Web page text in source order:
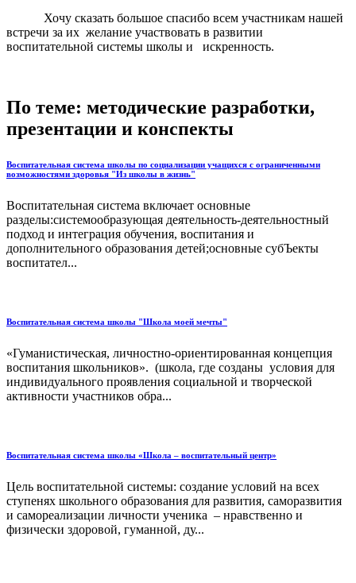
Хочу сказать большое спасибо всем участникам нашей
встречи за их желание участвовать в развитии
воспитательной системы школы и искренность.
По теме: методические разработки,
презентации и конспекты
Воспитательная система школы по социализации учащихся с ограниченными
возможностями здоровья "Из школы в жизнь"
Воспитательная система включает основные
разделы:системообразующая деятельность-деятельностный
подход и интеграция обучения, воспитания и
дополнительного образования детей;основные субЪекты
воспитател...
Воспитательная система школы "Школа моей мечты"
«Гуманистическая, личностно-ориентированная концепция
воспитания школьников». (школа, где созданы условия для
индивидуального проявления социальной и творческой
активности участников обра...
Воспитательная система школы «Школа – воспитательный центр»
Цель воспитательной системы: создание условий на всех
ступенях школьного образования для развития, саморазвития
и самореализации личности ученика – нравственно и
физически здоровой, гуманной, ду...